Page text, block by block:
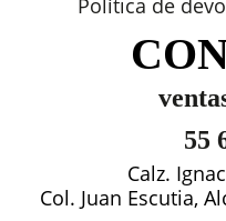
Política de
55
Calz.
Col. Juan Escutia,